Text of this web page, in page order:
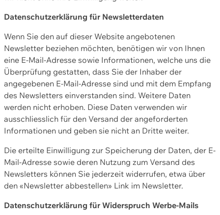
Datenschutzerklärung für Newsletterdaten
Wenn Sie den auf dieser Website angebotenen
Newsletter beziehen möchten, benötigen wir von Ihnen
eine E-Mail-Adresse sowie Informationen, welche uns die
Überprüfung gestatten, dass Sie der Inhaber der
angegebenen E-Mail-Adresse sind und mit dem Empfang
des Newsletters einverstanden sind. Weitere Daten
werden nicht erhoben. Diese Daten verwenden wir
ausschliesslich für den Versand der angeforderten
Informationen und geben sie nicht an Dritte weiter.
Die erteilte Einwilligung zur Speicherung der Daten, der E-
Mail-Adresse sowie deren Nutzung zum Versand des
Newsletters können Sie jederzeit widerrufen, etwa über
den «Newsletter abbestellen» Link im Newsletter.
Datenschutzerklärung für Widerspruch Werbe-Mails